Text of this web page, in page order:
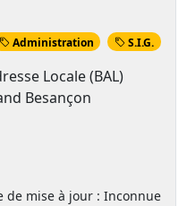
Administration S.I.G.
Locale (BAL)
Besançon
de mise à jour : Inconnue